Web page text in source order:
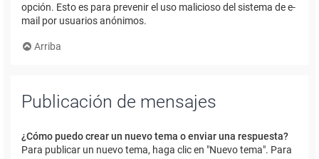
opción. Esto es para prevenir el uso malicioso del sistema de e-
mail por usuarios anónimos.
Arriba
Publicación de mensajes
¿Cómo puedo crear un nuevo tema o enviar una respuesta?
Para publicar un nuevo tema, haga clic en "Nuevo tema". Para